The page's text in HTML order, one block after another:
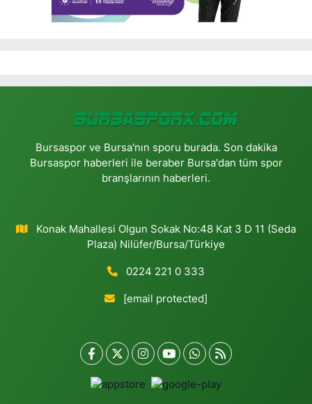
Bursaspor ve Bursa'nın sporu burada. Son dakika
Bursaspor haberleri ile beraber Bursa'dan tüm spor
branşlarının haberleri.
Konak Mahallesi Olgun Sokak No:48 Kat 3 D 11 (Seda
Plaza) Nilüfer/Bursa/Türkiye
0224 221 0 333
[email protected]